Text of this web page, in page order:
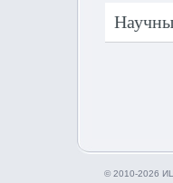
© 2010-2026